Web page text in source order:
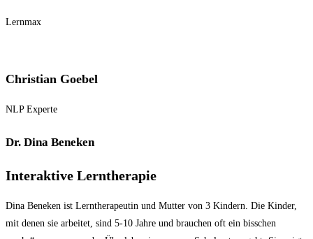
Lernmax
Christian Goebel
NLP Experte
Dr. Dina Beneken
Interaktive Lerntherapie
Dina Beneken ist Lerntherapeutin und Mutter von 3 Kindern. Die Kinder,
mit denen sie arbeitet, sind 5-10 Jahre und brauchen oft ein bisschen